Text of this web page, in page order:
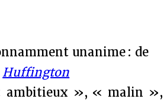
unanime : de
Huffington
ambitieux », « malin »,